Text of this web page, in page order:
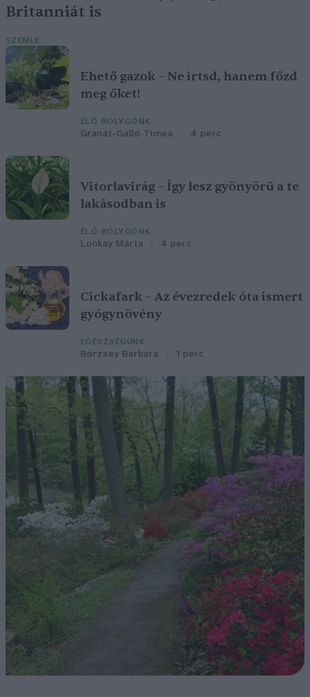
Britanniát is
SZEMLE
Ehető gazok – Ne irtsd, hanem főzd
meg őket!
ÉLŐ BOLYGÓNK
Granát-Galló Tímea 4 perc
Vitorlavirág – Így lesz gyönyörű a te
lakásodban is
ÉLŐ BOLYGÓNK
Lonkay Márta 4 perc
Cickafark – Az évezredek óta ismert
gyógynövény
EGÉSZSÉGÜNK
Börzsey Barbara 1 perc